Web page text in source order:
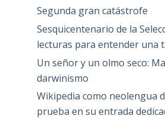
Segunda gran catástrofe
Sesquicentenario de la
lecturas para entender una
Un señor y un olmo seco:
darwinismo
Wikipedia como neolengua
prueba en su entrada